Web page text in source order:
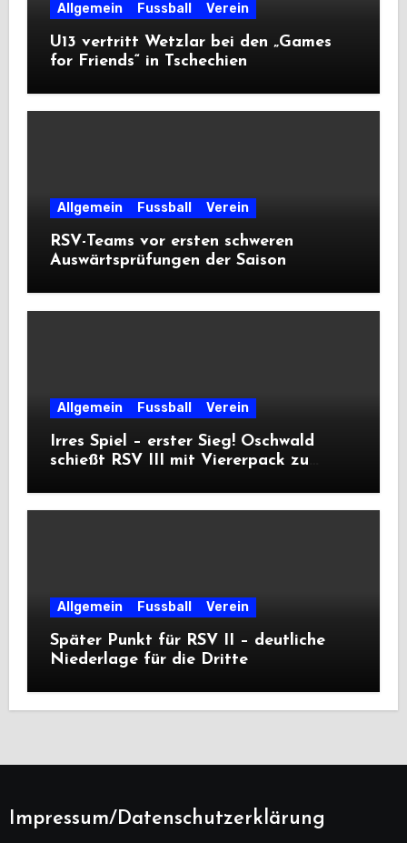
Allgemein Fussball Verein
U13 vertritt Wetzlar bei den „Games
for Friends“ in Tschechien
Allgemein Fussball Verein
RSV-Teams vor ersten schweren
Auswärtsprüfungen der Saison
Allgemein Fussball Verein
Irres Spiel – erster Sieg! Oschwald
schießt RSV III mit Viererpack zu
Allgemein Fussball Verein
Später Punkt für RSV II – deutliche
Niederlage für die Dritte
Impressum/Datenschutzerklärung